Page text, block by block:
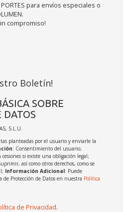
para envíos especiales o
compromiso!
Boletín!
SOBRE
DATOS
S.L.U.
planteadas por el usuario y enviarle la
: Consentimiento del usuario;
cesiones si existe una obligación legal;
así como otros derechos, como se
Información Adicional: Puede
Protección de Datos en nuestra Política
de Privacidad.